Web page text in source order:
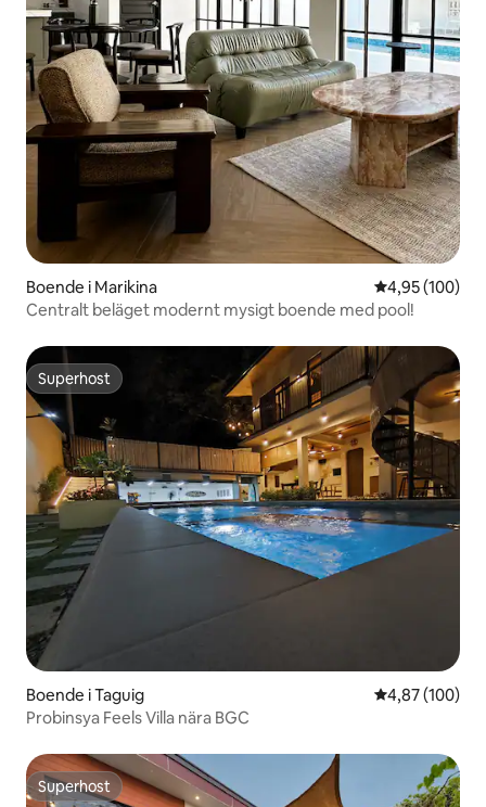
Boende i Marikina 4,95 av 5 i
4,95 (100)
Centralt beläget modernt mysigt boende med pool!
Superhost
Superhost
Boende i Taguig 4,87 av 5 i
4,87 (100)
Probinsya Feels Villa nära BGC
Superhost
Superhost